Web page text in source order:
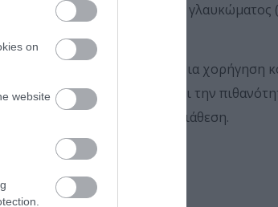
on
website
Ο πιο συχνός τύπος γλαυκώματος
Μακροχρόνια χορήγηση
π.χ. σε άσθμα), αυξάνει την
χωρίς πρότερη προδιάθεση.
οφθαλμού